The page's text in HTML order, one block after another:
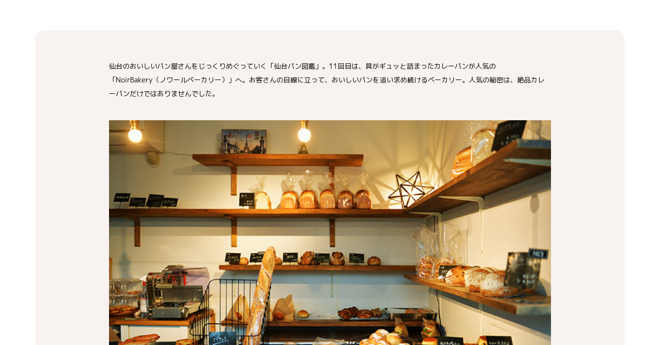
仙台のおいしいパン屋さんをじっくりめぐっていく「仙台パン図鑑」。11回目は、具がギュッと詰まったカレーパンが人気の
「NoirBakery（ノワールベーカリー）」へ。お客さんの目線に立って、おいしいパンを追い求め続けるベーカリー。人気の秘密は、絶品カレ
ーパンだけではありませんでした。